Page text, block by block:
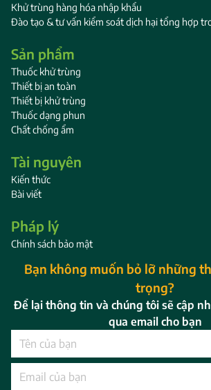
Khử trùng hàng hóa nhập khẩu
Đào tạo & tư vấn kiểm soát dịch hại tổng hợp
Sản phẩm
Thuốc khử trùng
Thiết bị an toàn
Thiết bị khử trùng
Thuốc dạng phun
Chất chống ẩm
Tài nguyên
Kiến thức
Bài viết
Pháp lý
Chính sách bảo mật
Bạn không muốn bỏ lỡ những
trọng?
Để lại thông tin và chúng tôi sẽ cập
qua email cho bạn